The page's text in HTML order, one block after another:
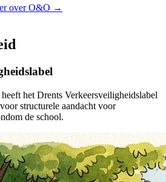
over O&O →
het Drents Verkeersveiligheidslabel
structurele aandacht voor
de school.